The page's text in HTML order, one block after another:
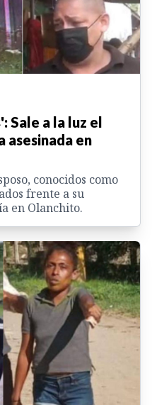
Sale a la luz el
asesinada en
conocidos como
frente a su
en Olanchito.